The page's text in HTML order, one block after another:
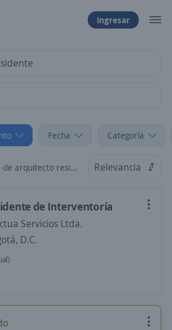
Ingresar
Fecha Categoría
residente en Bogotá, D.C. Relevancia
de Interventoría
Servicios Ltda.
D.C.